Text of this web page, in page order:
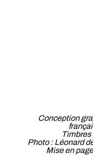
Conception
Photo : Léonard
Mise en